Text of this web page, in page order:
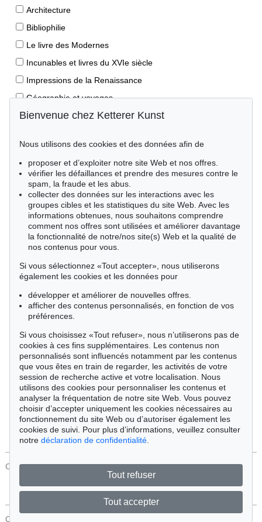
Architecture
Bibliophilie
Le livre des Modernes
Incunables et livres du XVIe siècle
Impressions de la Renaissance
Géographie et voyages
Éditions princeps
Livres pour enfants
Style de vie
Événements clés des sciences naturelles
Littérature mondiale
Littérature économique
Cimélie
Trier par:
Tous les objets
Offres actuelles
Objets vendus
Chercher
CONTACT Protection Des Données
CONTACT
Bienvenue chez Ketterer Kunst
Nous utilisons des cookies et des données afin de
proposer et d’exploiter notre site Web et nos offres.
vérifier les défaillances et prendre des mesures contre le
spam, la fraude et les abus.
collecter des données sur les interactions avec les
groupes cibles et les statistiques du site Web. Avec les
informations obtenues, nous souhaitons comprendre
comment nos offres sont utilisées et améliorer davantage
la fonctionnalité de notre/nos site(s) Web et la qualité de
nos contenus pour vous.
Si vous sélectionnez «Tout accepter», nous utiliserons
également les cookies et les données pour
développer et améliorer de nouvelles offres.
afficher des contenus personnalisés, en fonction de vos
préférences.
Si vous choisissez «Tout refuser», nous n’utiliserons pas de
cookies à ces fins supplémentaires. Les contenus non
personnalisés sont influencés notamment par les contenus
que vous êtes en train de regarder, les activités de votre
session de recherche active et votre localisation. Nous
utilisons des cookies pour personnaliser les contenus et
analyser la fréquentation de notre site Web. Vous pouvez
choisir d’accepter uniquement les cookies nécessaires au
fonctionnement du site Web ou d’autoriser également les
cookies de suivi. Pour plus d’informations, veuillez consulter
notre déclaration de confidentialité
Tout refuser
Tout accepter